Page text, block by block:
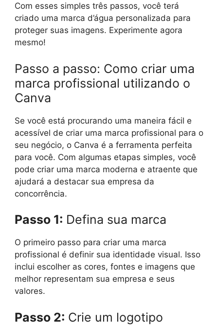
Com esses simples três passos, você terá
criado uma marca d’água personalizada para
proteger suas imagens. Experimente agora
mesmo!
Passo a passo: Como criar uma
marca profissional utilizando o
Canva
Se você está procurando uma maneira fácil e
acessível de criar uma marca profissional para o
seu negócio, o Canva é a ferramenta perfeita
para você. Com algumas etapas simples, você
pode criar uma marca moderna e atraente que
ajudará a destacar sua empresa da
concorrência.
Passo 1: Defina sua marca
O primeiro passo para criar uma marca
profissional é definir sua identidade visual. Isso
inclui escolher as cores, fontes e imagens que
melhor representam sua empresa e seus
valores.
Passo 2: Crie um logotipo